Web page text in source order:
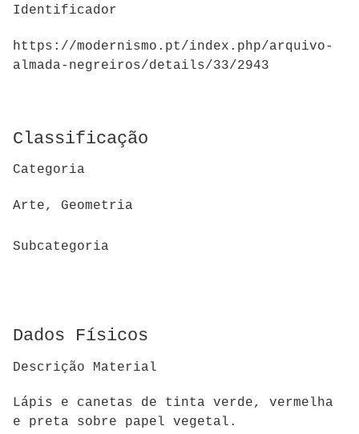
Identificador
https://modernismo.pt/index.php/arquivo-
almada-negreiros/details/33/2943
Classificação
Categoria
Arte, Geometria
Subcategoria
Dados Físicos
Descrição Material
Lápis e canetas de tinta verde, vermelha
e preta sobre papel vegetal.